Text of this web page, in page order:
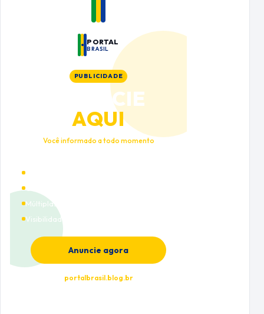
PORTAL
BRASIL
PUBLICIDADE
ANUNCIE
AQUI
Você informado a todo momento
Cobertura nacional
Múltiplas categorias
Visibilidade premium
Anuncie agora
portalbrasil.blog.br